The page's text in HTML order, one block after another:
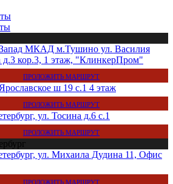
МКАД м.Тушино ул. Василия
д.3 кор.3, 1 этаж, "КлинкерПром"
ПРОЛОЖИТЬ МАРШРУТ
ш 19 с.1 4 этаж
ПРОЛОЖИТЬ МАРШРУТ
ул. Тосина д.6 с.1
ПРОЛОЖИТЬ МАРШРУТ
ул. Михаила Дудина 11, Офис
ПРОЛОЖИТЬ МАРШРУТ